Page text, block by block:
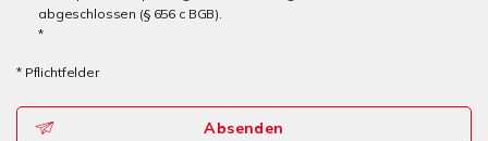
abgeschlossen (§ 656 c BGB).
*
* Pflichtfelder
Absenden